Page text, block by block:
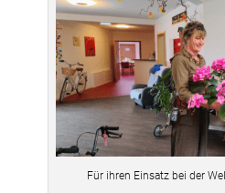
Für ihren Einsatz bei der